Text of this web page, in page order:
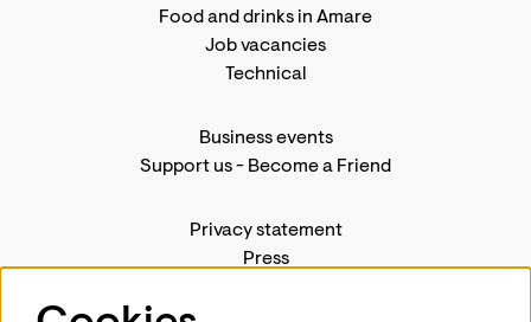
Food and drinks in Amare
Job vacancies
Technical
Business events
Support us- Become a Friend
Privacy statement
Press